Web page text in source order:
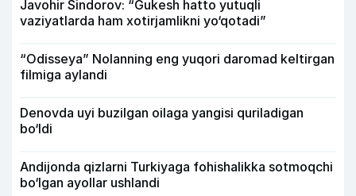
Javohir Sindorov: “Gukesh hatto yutuqli
vaziyatlarda ham xotirjamlikni yo‘qotadi”
“Odisseya” Nolanning eng yuqori daromad keltirgan
filmiga aylandi
Denovda uyi buzilgan oilaga yangisi quriladigan
bo‘ldi
Andijonda qizlarni Turkiyaga fohishalikka sotmoqchi
bo‘lgan ayollar ushlandi